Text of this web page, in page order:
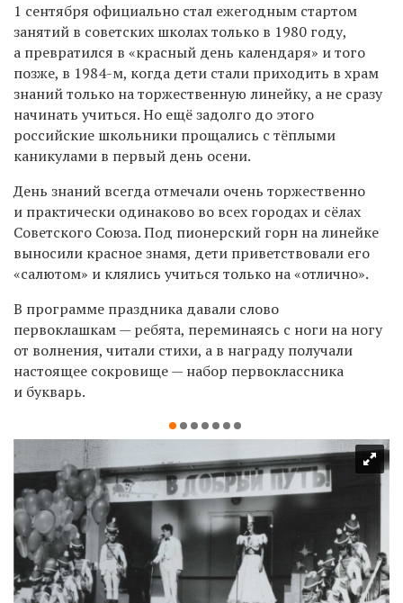
1 сентября официально стал ежегодным стартом
занятий в советских школах только в 1980 году,
а превратился в «красный день календаря» и того
позже, в 1984-м, когда дети стали приходить в храм
знаний только на торжественную линейку, а не сразу
начинать учиться. Но ещё задолго до этого
российские школьники прощались с тёплыми
каникулами в первый день осени.
День знаний всегда отмечали очень торжественно
и практически одинаково во всех городах и сёлах
Советского Союза. Под пионерский горн на линейке
выносили красное знамя, дети приветствовали его
«салютом» и клялись учиться только на «отлично».
В программе праздника давали слово
первоклашкам — ребята, переминаясь с ноги на ногу
от волнения, читали стихи, а в награду получали
настоящее сокровище — набор первоклассника
и букварь.